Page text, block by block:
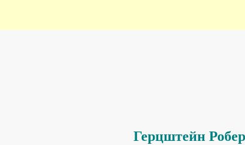
Герцштейн